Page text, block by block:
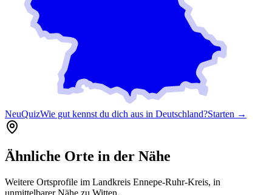
NeuQuizWie gut kennst du dich aus in Deutschland?Starten →
Ähnliche Orte in der Nähe
Weitere Ortsprofile im Landkreis Ennepe-Ruhr-Kreis, in